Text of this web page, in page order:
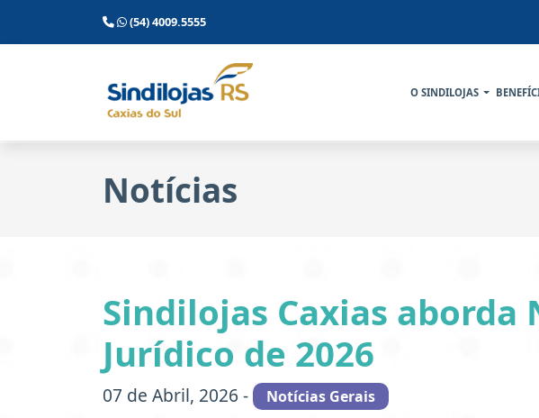
(54) 4009.5555
O SINDILOJAS
Notícias
Sindilojas Caxias aborda
Jurídico de 2026
07 de Abril, 2026 - Notícias Gerais